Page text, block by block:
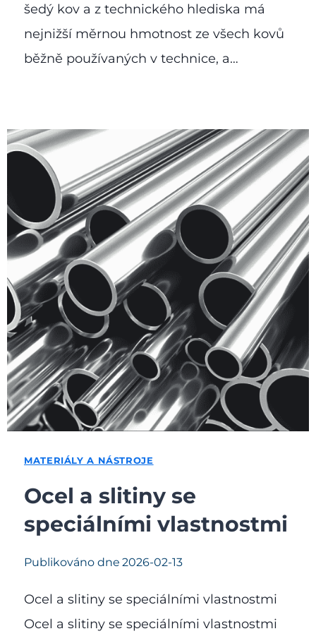
šedý kov a z technického hlediska má
nejnižší měrnou hmotnost ze všech kovů
běžně používaných v technice, a…
MATERIÁLY A NÁSTROJE
Ocel a slitiny se
speciálními vlastnostmi
Publikováno dne 2026-02-13
Ocel a slitiny se speciálními vlastnostmi
Ocel a slitiny se speciálními vlastnostmi